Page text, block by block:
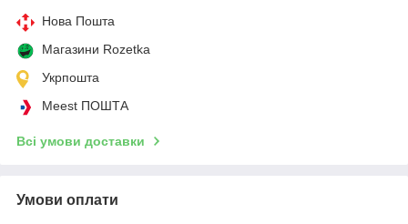
Нова Пошта
Магазини Rozetka
Укрпошта
Meest ПОШТА
Всі умови доставки
Умови оплати